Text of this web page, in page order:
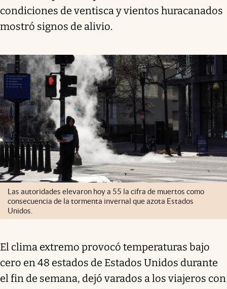
condiciones de ventisca y vientos huracanados
mostró signos de alivio.
Las autoridades elevaron hoy a 55 la cifra de muertos como
consecuencia de la tormenta invernal que azota Estados
Unidos.
El clima extremo provocó temperaturas bajo
cero en 48 estados de Estados Unidos durante
el fin de semana, dejó varados a los viajeros con